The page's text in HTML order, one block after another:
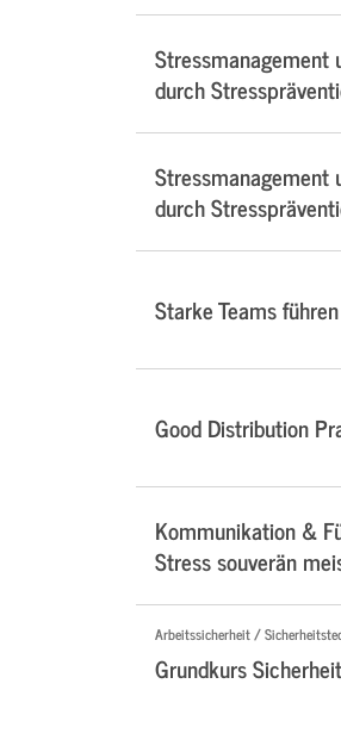
Stressmanagement
durch
Stressmanagement
durch
Starke Teams
Good Distribution
Kommunikation &
Stress souverän
Arbeitssicherheit /
Grundkurs